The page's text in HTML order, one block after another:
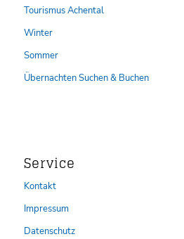
Tourismus Achental
Winter
Sommer
Übernachten Suchen & Buchen
Service
Kontakt
Impressum
Datenschutz